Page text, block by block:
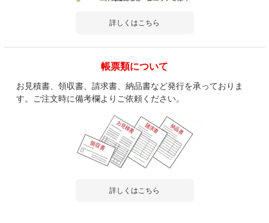
詳しくはこちら
帳票類について
お見積書、領収書、請求書、納品書など発行を承っておりま
す。ご注文時に備考欄よりご依頼ください。
詳しくはこちら